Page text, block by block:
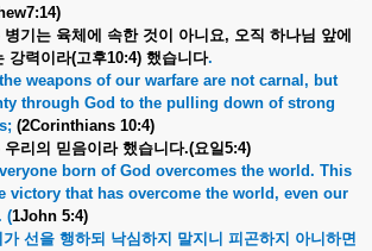
병기는 육체에 속한 것이 아니요, 오직 하나님 앞에
강력이라(고후10:4) 했습니다.
weapons of our warfare are not carnal, but
through God to the pulling down of strong
(2Corinthians 10:4)
우리의 믿음이라 했습니다.(요일5:4)
born of God overcomes the world. This
victory that has overcome the world, even our
(1John 5:4)
가 선을 행하되 낙심하지 말지니 피곤하지 아니하면